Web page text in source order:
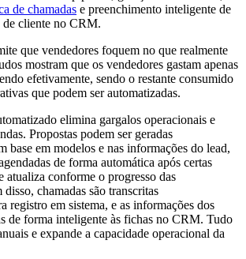
de chamadas e preenchimento inteligente de
de cliente no CRM.
que vendedores foquem no que realmente
mostram que os vendedores gastam apenas
efetivamente, sendo o restante consumido
que podem ser automatizadas.
elimina gargalos operacionais e
Propostas podem ser geradas
base em modelos e nas informações do lead,
de forma automática após certas
atualiza conforme o progresso das
chamadas são transcritas
registro em sistema, e as informações dos
de forma inteligente às fichas no CRM. Tudo
e expande a capacidade operacional da